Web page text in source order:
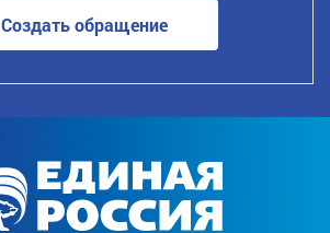
Создать обращение